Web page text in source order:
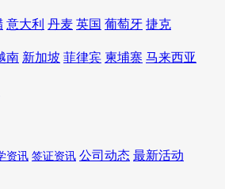
意大利 丹麦 英国 葡萄牙 捷克
南 新加坡 菲律宾 柬埔寨 马来西亚
资讯 签证资讯 公司动态 最新活动